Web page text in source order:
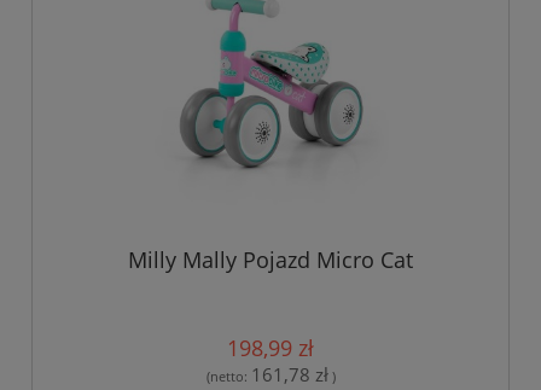
Milly Mally Pojazd Micro Cat
198,99 zł
(netto: 161,78 zł)